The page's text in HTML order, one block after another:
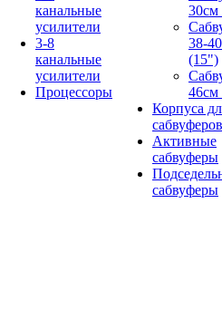
канальные
усилители
3-8
канальные
усилители
Процессоры
30см
38-
(15")
46см
Корпуса
сабвуферов
Активные
сабвуферы
сабвуферы